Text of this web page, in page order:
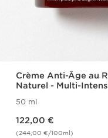
Crème Anti-Âge au
Naturel - Multi-
50 ml
122,00 €
(244,00 €/100ml)